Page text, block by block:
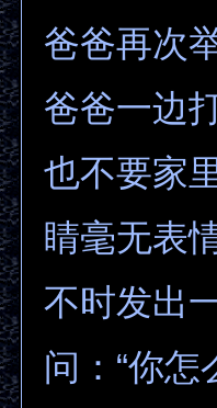
爸爸再次
爸爸一边
也不要家
睛毫无表
不时发出
问：“你